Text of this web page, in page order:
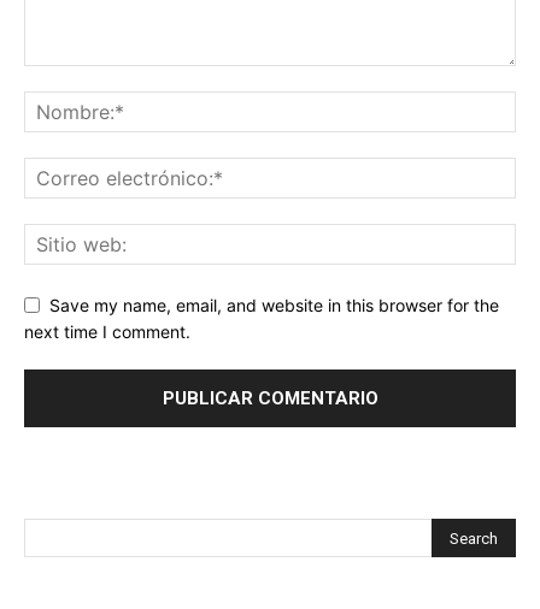
Save my name, email, and website in this browser for the
next time I comment.